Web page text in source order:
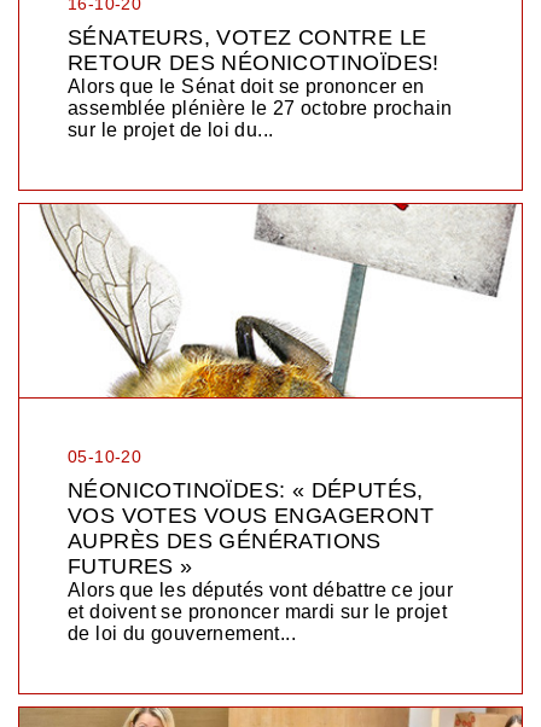
SÉNATEURS, VOTEZ CONTRE LE
RETOUR DES NÉONICOTINOÏDES!
Alors que le Sénat doit se prononcer en
assemblée plénière le 27 octobre prochain
sur le projet de loi du...
05-10-20
NÉONICOTINOÏDES: « DÉPUTÉS,
VOS VOTES VOUS ENGAGERONT
AUPRÈS DES GÉNÉRATIONS
FUTURES »
Alors que les députés vont débattre ce jour
et doivent se prononcer mardi sur le projet
de loi du gouvernement...